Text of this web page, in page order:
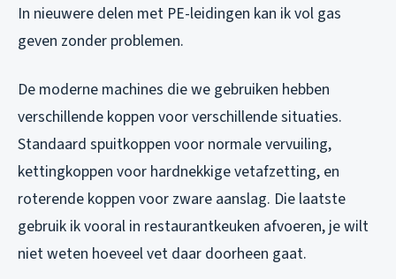
In nieuwere delen met PE-leidingen kan ik vol gas
geven zonder problemen.
De moderne machines die we gebruiken hebben
verschillende koppen voor verschillende situaties.
Standaard spuitkoppen voor normale vervuiling,
kettingkoppen voor hardnekkige vetafzetting, en
roterende koppen voor zware aanslag. Die laatste
gebruik ik vooral in restaurantkeuken afvoeren, je wilt
niet weten hoeveel vet daar doorheen gaat.